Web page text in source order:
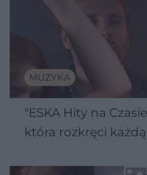
MUZYKA
"ESKA Hity na
która rozkręci